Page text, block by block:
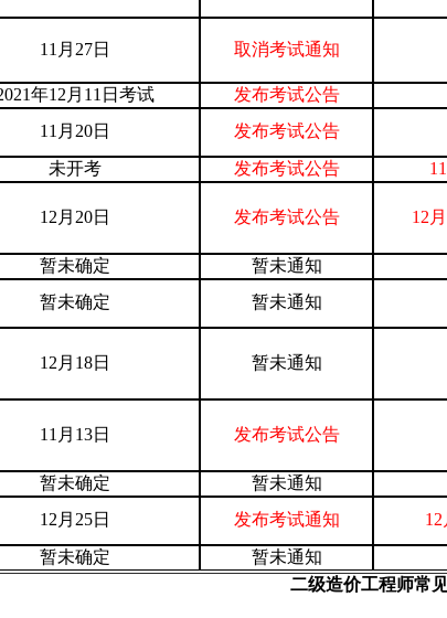
11月27日 取消考试通知
年12月11日考试 发布考试公告
11月20日 发布考试公告
未开考 发布考试公告
12月20日 发布考试公告 12
暂未确定 暂未通知
暂未确定 暂未通知
12月18日 暂未通知
11月13日 发布考试公告
暂未确定 暂未通知
12月25日 发布考试通知 12
暂未确定 暂未通知
二级造价工程师常